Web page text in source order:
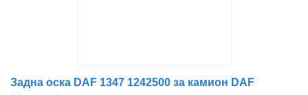
Задна оска DAF 1347 1242500 за камион DAF